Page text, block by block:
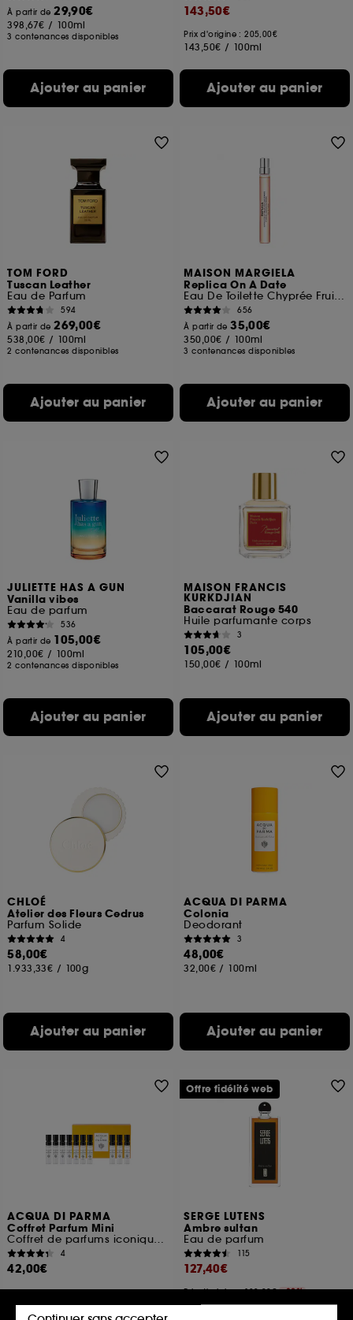
À partir de29,90€
398,67€ / 100ml
3 contenances disponibles
Ajouter au panier
143,50€
Prix d'origine : 205,00€
143,50€ / 100ml
Ajouter au panier
TOM FORD
Tuscan Leather
Eau de Parfum
594
À partir de269,00€
538,00€ / 100ml
2 contenances disponibles
Ajouter au panier
MAISON MARGIELA
Replica On A Date
Eau De Toilette Chyprée Fruitée
656
À partir de35,00€
350,00€ / 100ml
3 contenances disponibles
Ajouter au panier
JULIETTE HAS A GUN
Vanilla vibes
Eau de parfum
536
À partir de 105,00€
210,00€ / 100ml
2 contenances disponibles
Ajouter au panier
MAISON FRANCIS
KURKDJIAN
Baccarat Rouge 540
Huile parfumante corps
3
105,00€
150,00€ / 100ml
Ajouter au panier
CHLOÉ
Atelier des Fleurs Cedrus
Parfum Solide
4
58,00€
1.933,33€ / 100g
Ajouter au panier
ACQUA DI PARMA
Colonia
Deodorant
3
48,00€
32,00€ / 100ml
Ajouter au panier
ACQUA DI PARMA
Coffret Parfum Mini
Coffret de parfums iconiques mini
4
42,00€
SERGE LUTENS
Ambre sultan
Eau de parfum
115
127,40€
Prix d'origine : 182,00€ -30%
254,80€ /100ml
Offre fidélité web